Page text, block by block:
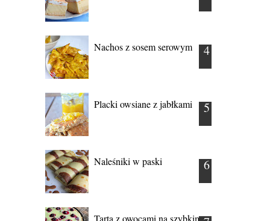
Nachos z sosem serowym
Placki owsiane z jabłkami
Naleśniki w paski
Tarta z owocami na szybkim